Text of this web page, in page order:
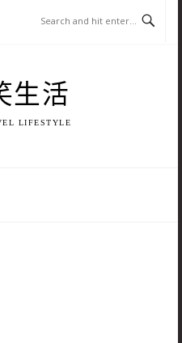
生活
LIFESTYLE